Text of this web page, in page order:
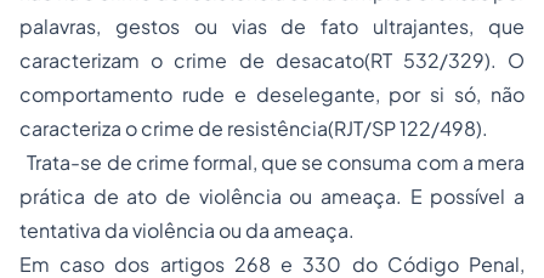
palavras, gestos ou vias de fato ultrajantes, que
caracterizam o crime de desacato(RT 532/329). O
comportamento rude e deselegante, por si só, não
caracteriza o crime de resistência(RJT/SP 122/498).
Trata-se de crime formal, que se consuma com a mera
prática de ato de violência ou ameaça. E possível a
tentativa da violência ou da ameaça.
Em caso dos artigos 268 e 330 do Código Penal,